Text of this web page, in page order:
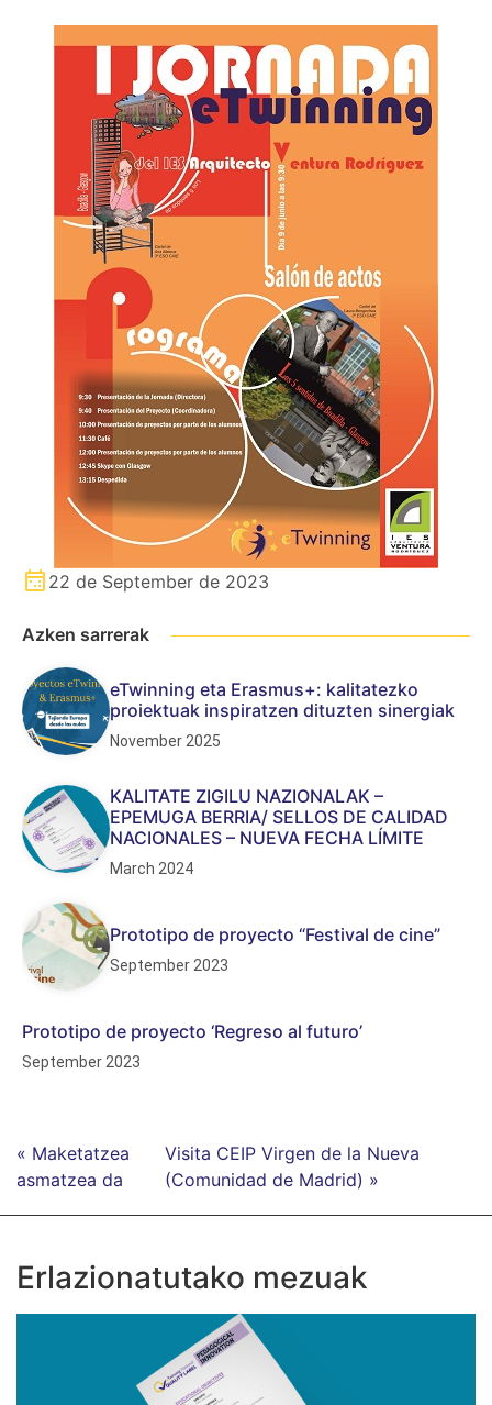
22 de September de 2023
Azken sarrerak
eTwinning eta Erasmus+: kalitatezko
proiektuak inspiratzen dituzten sinergiak
November 2025
KALITATE ZIGILU NAZIONALAK –
EPEMUGA BERRIA/ SELLOS DE CALIDAD
NACIONALES – NUEVA FECHA LÍMITE
March 2024
Prototipo de proyecto “Festival de cine”
September 2023
Prototipo de proyecto ‘Regreso al futuro’
September 2023
« Maketatzea
asmatzea da
Visita CEIP Virgen de la Nueva
(Comunidad de Madrid) »
Erlazionatutako mezuak